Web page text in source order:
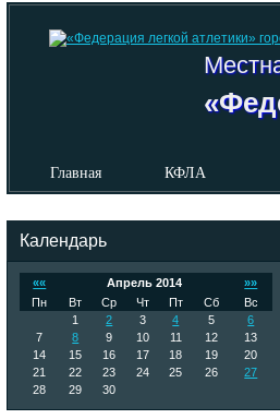
Главная КФЛА
Календарь
«« Апрель 2014
»»
Пн
Вт Ср Чт Пт Сб
Вс
1
2 3 4 5
6
7
8 9 10 11 12
13
14
15 16 17 18 19
20
21
22 23 24 25 26
27
28
29 30